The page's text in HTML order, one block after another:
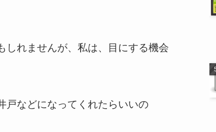
しれませんが、私は、目にする機会
戸などになってくれたらいいの